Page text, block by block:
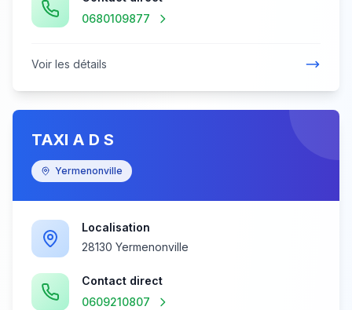
0680109877
Voir les détails
TAXI A D S
Yermenonville
Localisation
28130 Yermenonville
Contact direct
0609210807